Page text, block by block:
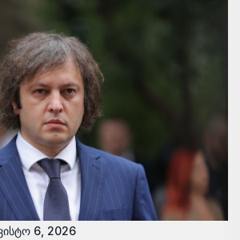
6, 2026